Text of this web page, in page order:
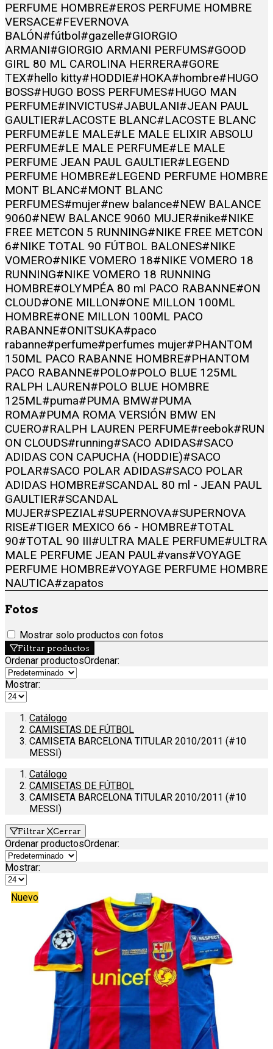
PERFUME HOMBRE#EROS PERFUME HOMBRE
VERSACE#FEVERNOVA
BALÓN#fútbol#gazelle#GIORGIO
ARMANI#GIORGIO ARMANI PERFUMS#GOOD
GIRL 80 ML CAROLINA HERRERA#GORE
TEX#hello kitty#HODDIE#HOKA#hombre#HUGO
BOSS#HUGO BOSS PERFUMES#HUGO MAN
PERFUME#INVICTUS#JABULANI#JEAN PAUL
GAULTIER#LACOSTE BLANC#LACOSTE BLANC
PERFUME#LE MALE#LE MALE ELIXIR ABSOLU
PERFUME#LE MALE PERFUME#LE MALE
PERFUME JEAN PAUL GAULTIER#LEGEND
PERFUME HOMBRE#LEGEND PERFUME HOMBRE
MONT BLANC#MONT BLANC
PERFUMES#mujer#new balance#NEW BALANCE
9060#NEW BALANCE 9060 MUJER#nike#NIKE
FREE METCON 5 RUNNING#NIKE FREE METCON
6#NIKE TOTAL 90 FÚTBOL BALONES#NIKE
VOMERO#NIKE VOMERO 18#NIKE VOMERO 18
RUNNING#NIKE VOMERO 18 RUNNING
HOMBRE#OLYMPÉA 80 ml PACO RABANNE#ON
CLOUD#ONE MILLON#ONE MILLON 100ML
HOMBRE#ONE MILLON 100ML PACO
RABANNE#ONITSUKA#paco
rabanne#perfume#perfumes mujer#PHANTOM
150ML PACO RABANNE HOMBRE#PHANTOM
PACO RABANNE#POLO#POLO BLUE 125ML
RALPH LAUREN#POLO BLUE HOMBRE
125ML#puma#PUMA BMW#PUMA
ROMA#PUMA ROMA VERSIÓN BMW EN
CUERO#RALPH LAUREN PERFUME#reebok#RUN
ON CLOUDS#running#SACO ADIDAS#SACO
ADIDAS CON CAPUCHA (HODDIE)#SACO
POLAR#SACO POLAR ADIDAS#SACO POLAR
ADIDAS HOMBRE#SCANDAL 80 ml - JEAN PAUL
GAULTIER#SCANDAL
MUJER#SPEZIAL#SUPERNOVA#SUPERNOVA
RISE#TIGER MEXICO 66 - HOMBRE#TOTAL
90#TOTAL 90 III#ULTRA MALE PERFUME#ULTRA
MALE PERFUME JEAN PAUL#vans#VOYAGE
PERFUME HOMBRE#VOYAGE PERFUME HOMBRE
NAUTICA#zapatos
Fotos
Mostrar solo productos con fotos
Filtrar productos
Ordenar productosOrdenar:
Mostrar:
Catálogo
CAMISETAS DE FÚTBOL
CAMISETA BARCELONA TITULAR 2010/2011 (#10
MESSI)
Catálogo
CAMISETAS DE FÚTBOL
CAMISETA BARCELONA TITULAR 2010/2011 (#10
MESSI)
Filtrar Cerrar
Ordenar productosOrdenar:
Mostrar:
Nuevo